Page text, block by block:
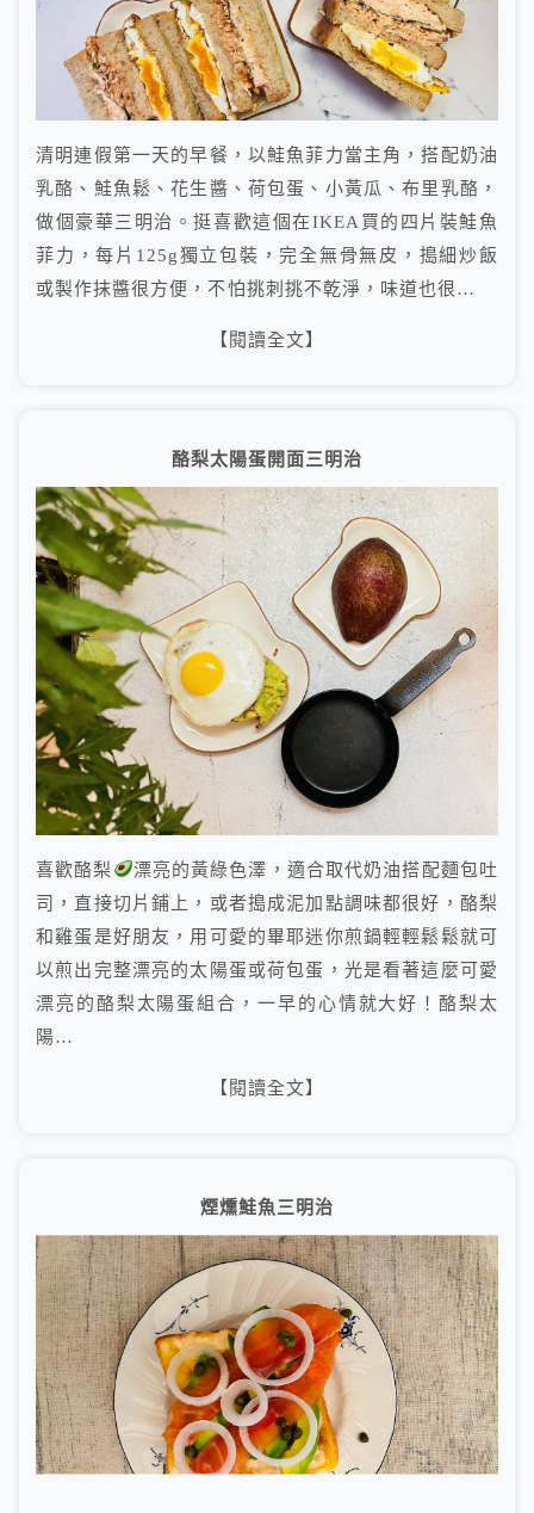
清明連假第一天的早餐，以鮭魚菲力當主角，搭配奶油
乳酪、鮭魚鬆、花生醬、荷包蛋、小黃瓜、布里乳酪，
做個豪華三明治。挺喜歡這個在IKEA買的四片裝鮭魚
菲力，每片125g獨立包裝，完全無骨無皮，搗細炒飯
或製作抹醬很方便，不怕挑刺挑不乾淨，味道也很…
【閱讀全文】
酪梨太陽蛋開面三明治
喜歡酪梨
漂亮的黃綠色澤，適合取代奶油搭配麵包吐
司，直接切片鋪上，或者搗成泥加點調味都很好，酪梨
和雞蛋是好朋友，用可愛的畢耶迷你煎鍋輕輕鬆鬆就可
以煎出完整漂亮的太陽蛋或荷包蛋，光是看著這麼可愛
漂亮的酪梨太陽蛋組合，一早的心情就大好！酪梨太
陽…
【閱讀全文】
煙燻鮭魚三明治